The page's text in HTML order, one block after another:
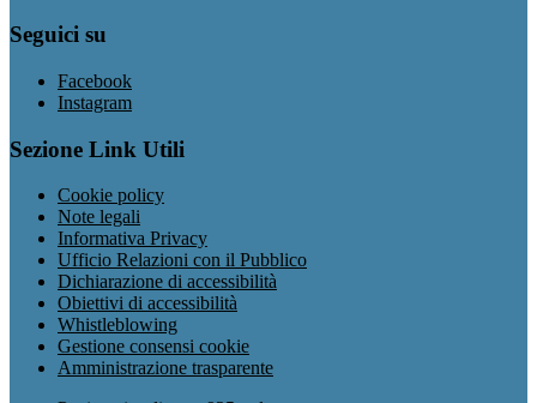
Seguici su
Facebook
Instagram
Sezione Link Utili
Cookie policy
Note legali
Informativa Privacy
Ufficio Relazioni con il Pubblico
Dichiarazione di accessibilità
Obiettivi di accessibilità
Whistleblowing
Gestione consensi cookie
Amministrazione trasparente